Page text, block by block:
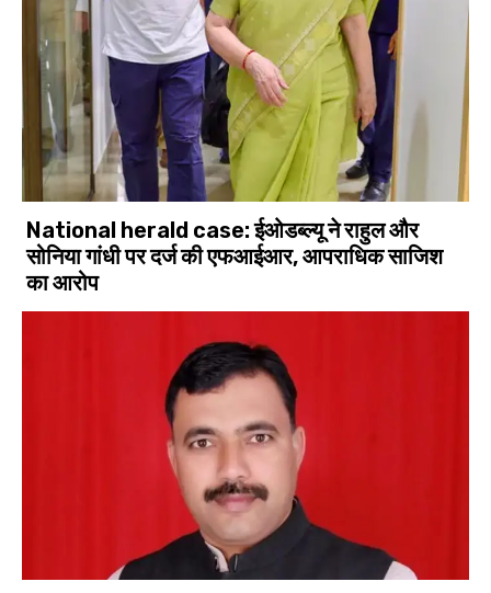
National herald case: ईओडब्ल्यू ने राहुल और
सोनिया गांधी पर दर्ज की एफआईआर, आपराधिक साजिश
का आरोप